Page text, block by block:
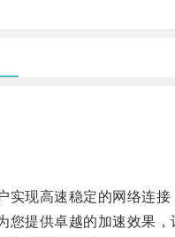
现高速稳定的网络连接
提供卓越的加速效果，